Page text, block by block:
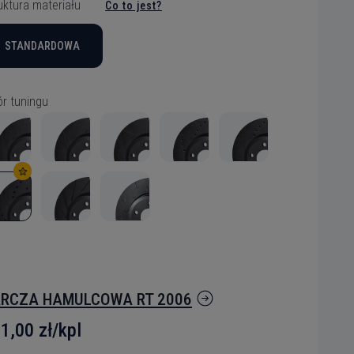
materiału Co to jest?
STANDARDOWA
tuningu
HAMULCOWA RT 2006
zł/kpl
tarcza
tarcza
tarcza
tarcza
tarcza
tarcza
tarcza